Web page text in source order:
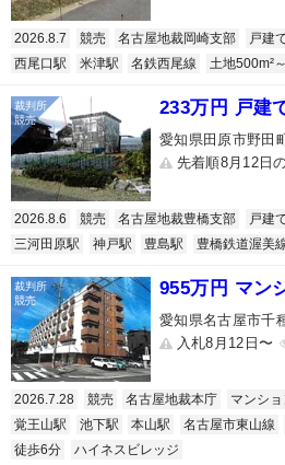
2026.8.7 競売 名古屋地裁岡崎支部 戸建
西尾口駅
米津駅 名鉄西尾線 土地500m²～
233万円 戸建
愛知県田原市野田
先着順8月12日
2026.8.6 競売 名古屋地裁豊橋支部 戸建
三河田原駅
神戸駅 豊島駅 豊橋鉄道渥美
955万円 マン
愛知県名古屋市千
入札8月12日〜
2026.7.28 競売 名古屋地裁本庁 マンショ
覚王山駅
池下駅 本山駅 名古屋市東山線
徒歩6分
ハイネスビレッジ